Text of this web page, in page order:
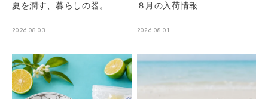
夏を潤す、暮らしの器。
2026.08.03
８月の入荷情報
2026.08.01